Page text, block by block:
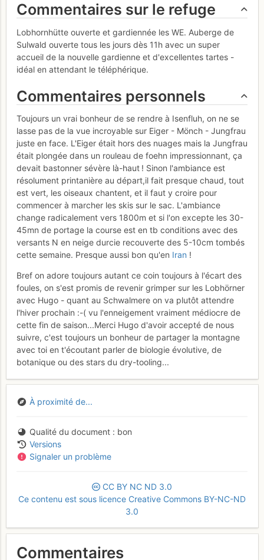
Commentaires sur le refuge
Lobhornhütte ouverte et gardiennée les WE. Auberge de
Sulwald ouverte tous les jours dès 11h avec un super
accueil de la nouvelle gardienne et d'excellentes tartes -
idéal en attendant le téléphérique.
Commentaires personnels
Toujours un vrai bonheur de se rendre à Isenfluh, on ne se
lasse pas de la vue incroyable sur Eiger - Mönch - Jungfrau
juste en face. L'Eiger était hors des nuages mais la Jungfrau
était plongée dans un rouleau de foehn impressionnant, ça
devait bastonner sévère là-haut ! Sinon l'ambiance est
résolument printanière au départ,il fait presque chaud, tout
est vert, les oiseaux chantent, et il faut y croire pour
commencer à marcher les skis sur le sac. L'ambiance
change radicalement vers 1800m et si l'on excepte les 30-
45mn de portage la course est en tb conditions avec des
versants N en neige durcie recouverte des 5-10cm tombés
cette semaine. Presque aussi bon qu'en Iran !
Bref on adore toujours autant ce coin toujours à l'écart des
foules, on s'est promis de revenir grimper sur les Lobhörner
avec Hugo - quant au Schwalmere on va plutôt attendre
l'hiver prochain :-( vu l'enneigement vraiment médiocre de
cette fin de saison...Merci Hugo d'avoir accepté de nous
suivre, c'est toujours un bonheur de partager la montagne
avec toi en t'écoutant parler de biologie évolutive, de
botanique ou des stars du dry-tooling...
À proximité de...
Qualité du document
bon
Versions
Signaler un problème
CC BY NC ND 3.0
Ce contenu est sous licence Creative Commons BY-NC-ND
3.0
Commentaires